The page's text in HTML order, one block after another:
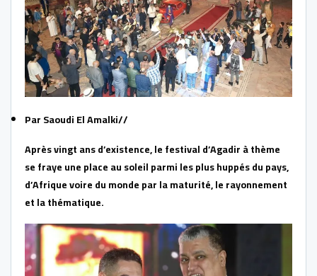
Par Saoudi El Amalki//
Après vingt ans d’existence, le festival d’Agadir à thème
se fraye une place au soleil parmi les plus huppés du pays,
d’Afrique voire du monde par la maturité, le rayonnement
et la thématique.